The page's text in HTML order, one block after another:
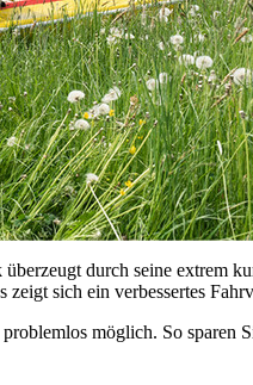
durch seine extrem
sich ein verbessertes
möglich. So sparen